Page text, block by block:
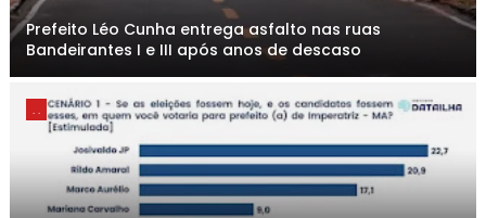
Prefeito Léo Cunha entrega asfalto nas ruas
Bandeirantes I e III após anos de descaso
. .